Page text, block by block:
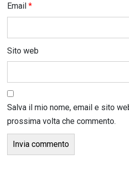
Email *
Sito web
Salva il mio nome, email e sito
prossima volta che commento.